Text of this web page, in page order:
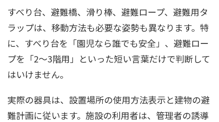
すべり台、避難橋、滑り棒、避難ロープ、避難用タ
ラップは、移動方法も必要な姿勢も異なります。特
に、すべり台を「園児なら誰でも安全」、避難ロー
プを「2～3階用」といった短い言葉だけで判断して
はいけません。
実際の器具は、設置場所の使用方法表示と建物の避
難計画に従います。施設の利用者は、管理者の誘導